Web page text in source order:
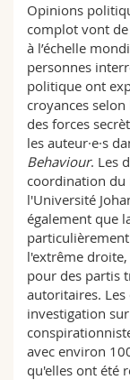
Opinions
complot vont
à l’échelle
personnes
politique ont
croyances
des forces
les auteur·e·s
Behaviour. Les
coordination du
l'Université
également que
particulièrement
l'extrême
pour des partis
autoritaires.
investigation
avec environ
qu'elles ont été